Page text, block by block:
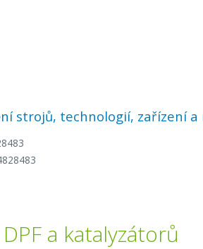
strojů, technologií, zařízení
a katalyzátorů